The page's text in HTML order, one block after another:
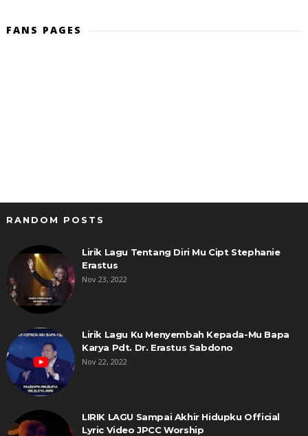
FANS PAGES
RANDOM POSTS
Lirik Lagu Tentang Diri Mu Cipt Stephanie
Erastus
Nov 23, 2022
Lirik Lagu Ku Menyembah Kepada-Mu Bapa
Karya Pdt. Dr. Erastus Sabdono
Nov 22, 2022
LIRIK LAGU Sampai Akhir Hidupku Official
Lyric Video JPCC Worship